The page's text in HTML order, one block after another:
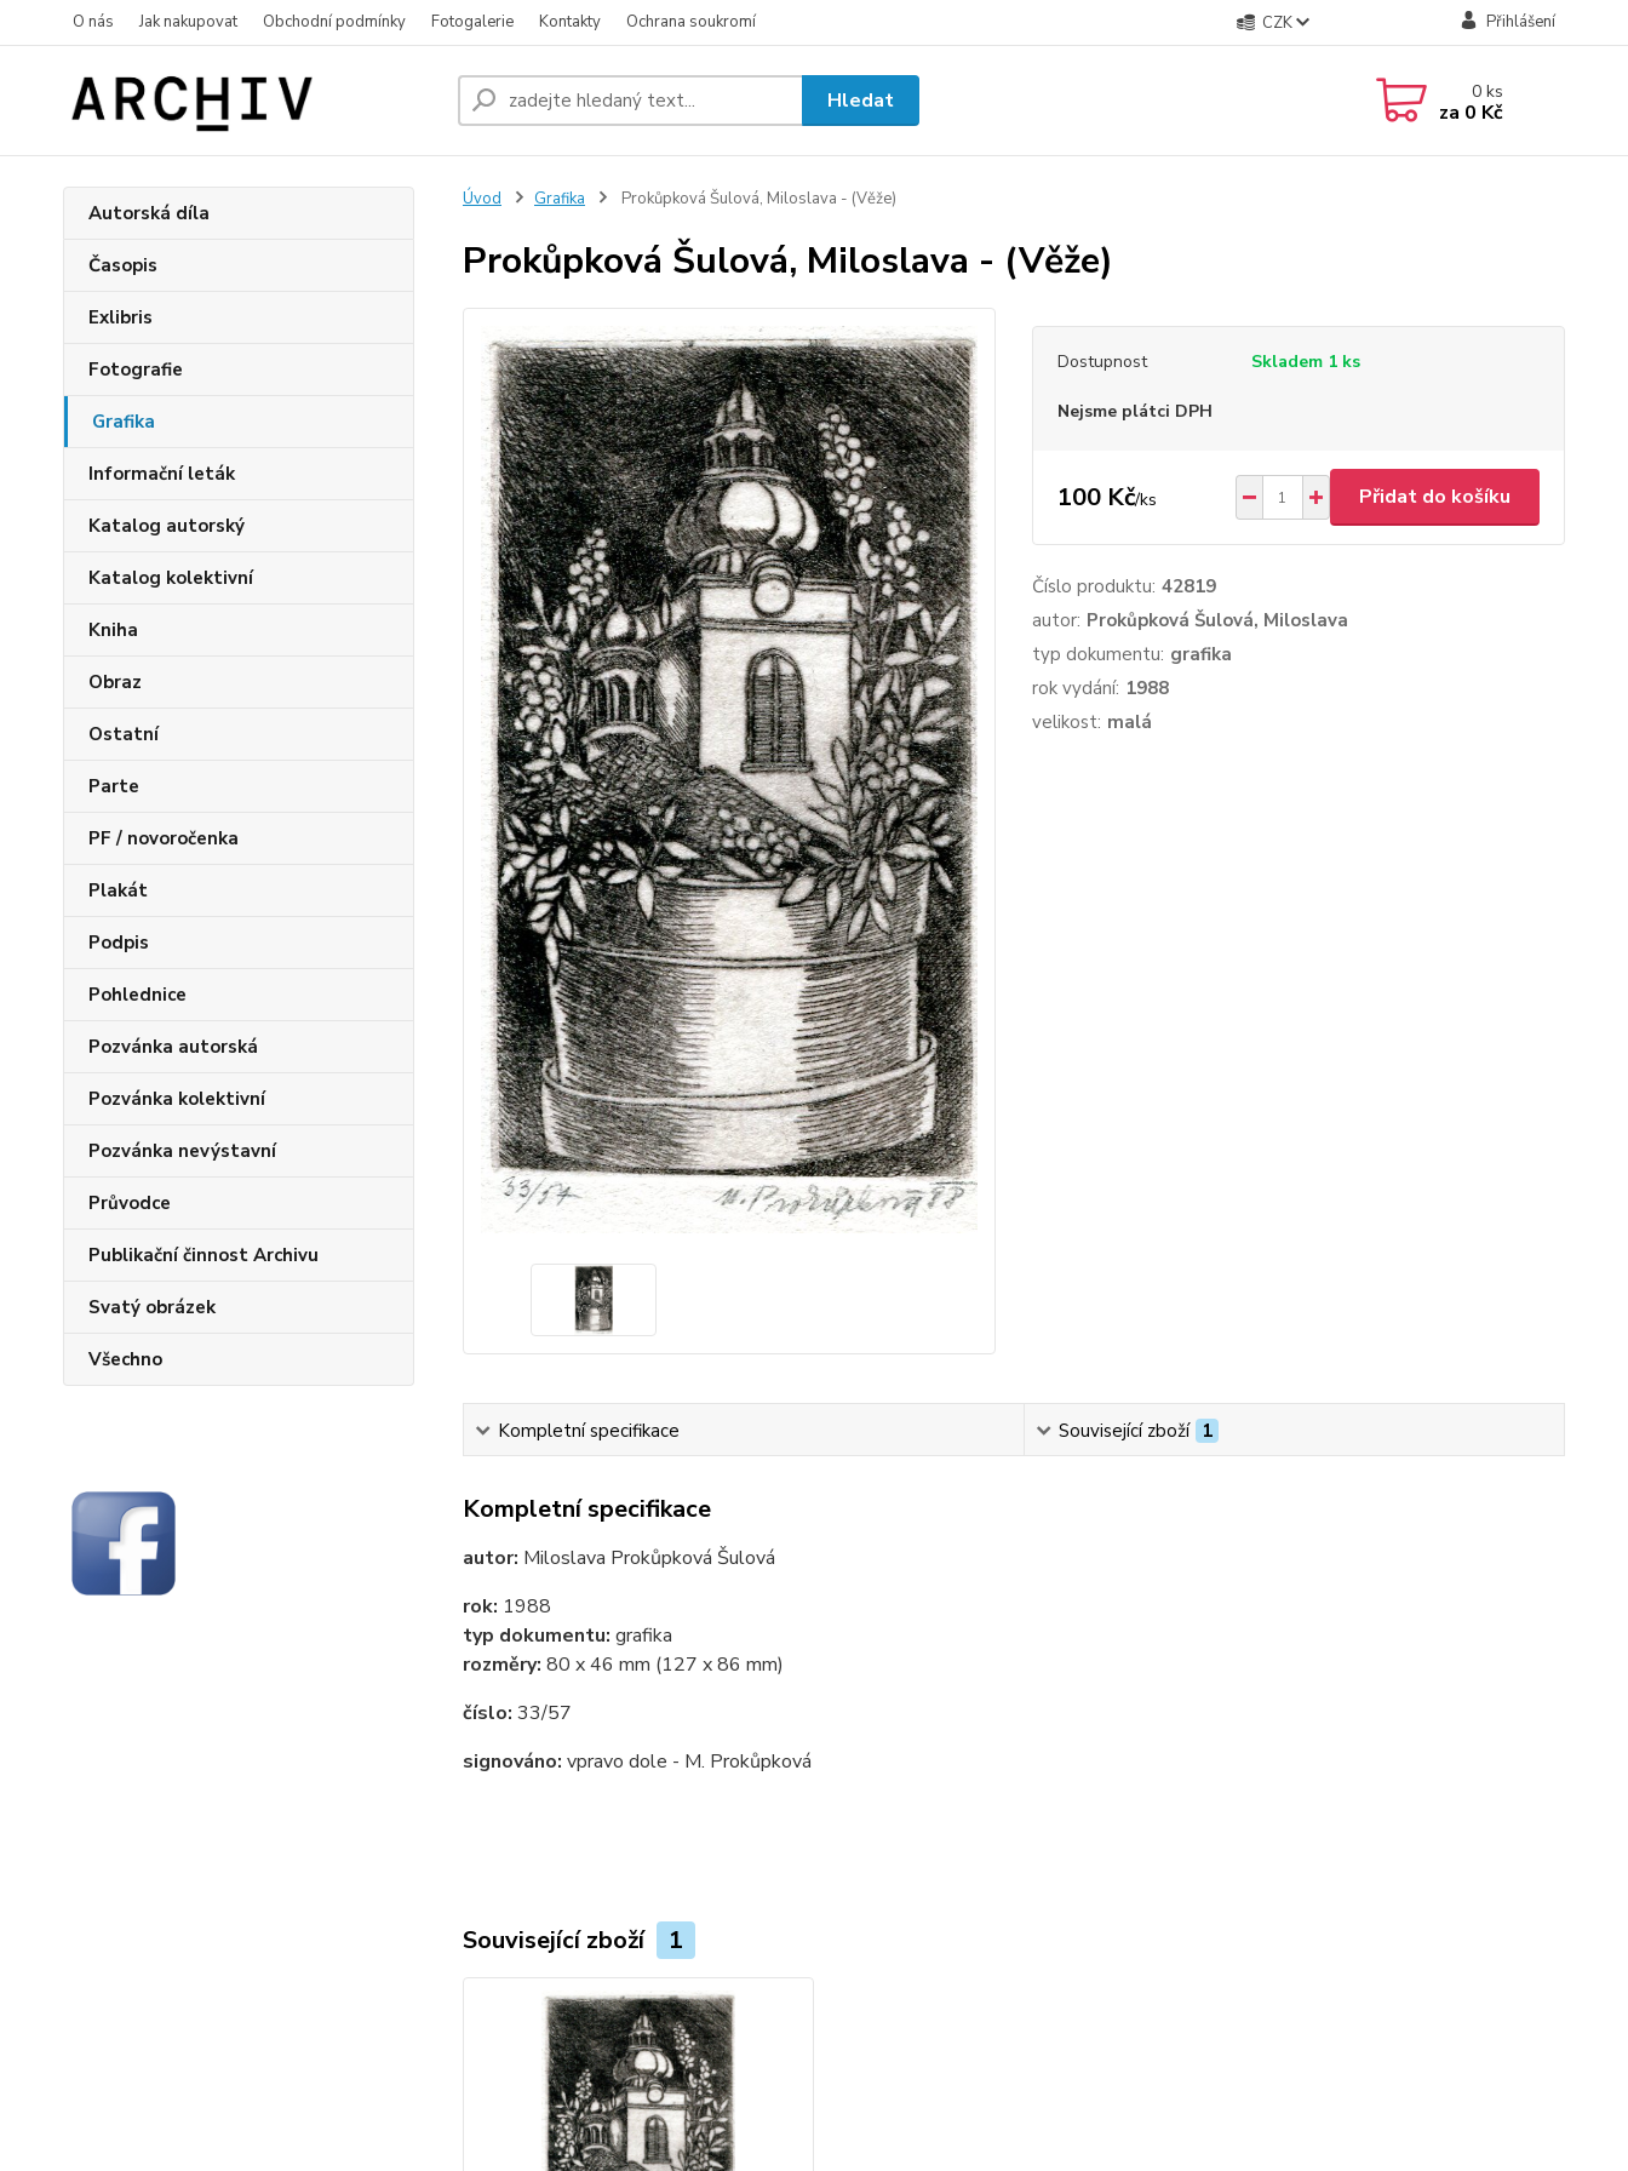
O nás Jak nakupovat Obchodní podmínky Fotogalerie Kontakty Ochrana soukromí CZK Přihlášení
Hledat 0ks
za 0 Kč
Autorská díla
Časopis
Exlibris
Fotografie
Grafika
Informační leták
Katalog autorský
Katalog kolektivní
Kniha
Obraz
Ostatní
Parte
PF / novoročenka
Plakát
Podpis
Pohlednice
Pozvánka autorská
Pozvánka kolektivní
Pozvánka nevýstavní
Průvodce
Publikační činnost Archivu
Svatý obrázek
Všechno
Úvod Grafika Prokůpková Šulová, Miloslava - (Věže)
Prokůpková Šulová, Miloslava - (Věže)
Dostupnost Skladem 1 ks
Nejsme plátci DPH
100 Kč/ks Přidat do košíku
Číslo produktu: 42819
autor: Prokůpková Šulová, Miloslava
typ dokumentu: grafika
rok vydání: 1988
velikost: malá
Kompletní specifikace Související zboží 1
Kompletní specifikace
autor: Miloslava Prokůpková Šulová
rok: 1988
typ dokumentu: grafika
rozměry: 80 x 46 mm (127 x 86 mm)
číslo: 33/57
signováno: vpravo dole - M. Prokůpková
Související zboží 1